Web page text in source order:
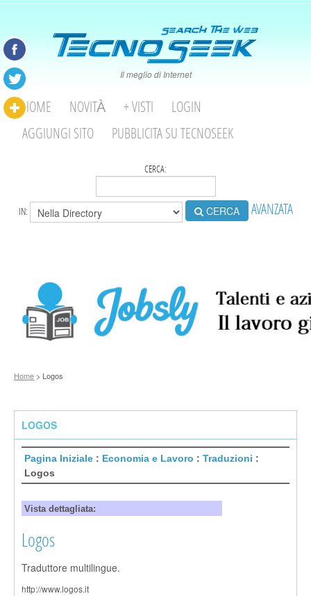
Il meglio di Internet
HOME NOVITÀ + VISTI
LOGIN
AGGIUNGI SITO
PUBBLICITA SU TECNOSEEK
CERCA:
IN: CERCA AVANZATA
Home > Logos
LOGOS
Pagina Iniziale : Economia e Lavoro : Traduzioni :
Logos
Vista dettagliata:
Logos
Traduttore multilingue.
http://www.logos.it